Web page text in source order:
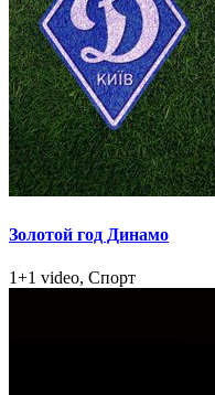
Золотой год Динамо
1+1 video, Спорт